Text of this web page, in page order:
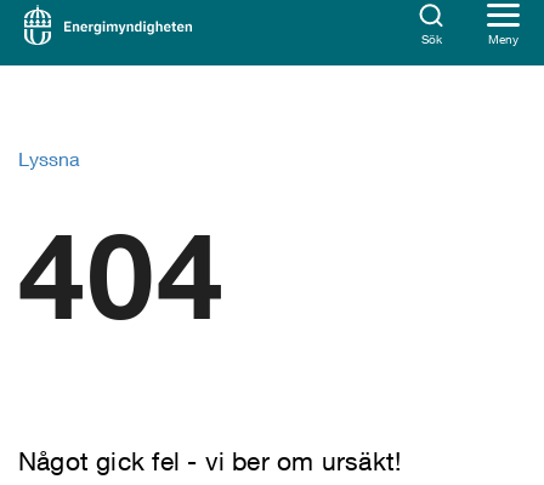
Sök Meny
Lyssna
404
Något gick fel - vi ber om ursäkt!